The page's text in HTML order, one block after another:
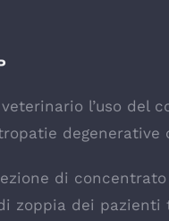
l’uso del
degenerative
di
zoppia dei pazienti